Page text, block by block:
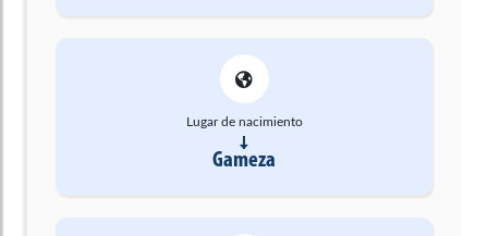
Lugar de nacimiento
Gameza